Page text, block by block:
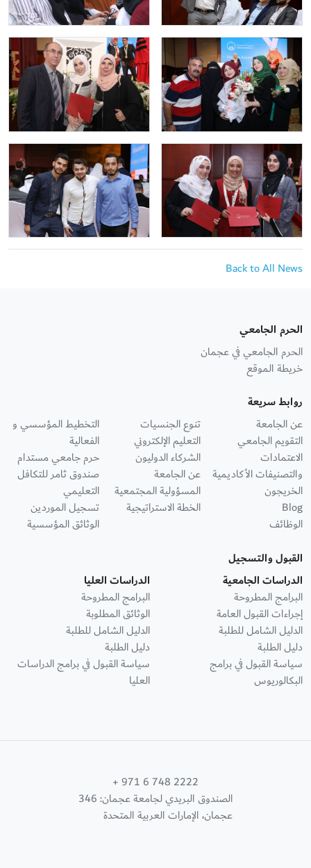
Back to All News
الحرم الجامعي
الحرم الجامعي في عجمان
خريطة الموقع
روابط سريعة
عن الجامعة
التقويم الجامعي
الاعتمادات
والتصنيفات الأكاديمية
الخريجون
Blog
الوظائف
تنوع الجنسيات
التعليم الإلكتروني
الشركاء الدوليون
عن الجامعة
المسؤولية المجتمعية
الخطة الاستراتيجية
التخطيط المؤسسي و
الفعالية
حرم جامعي مستدام
صندوق ثامر للتكافل
التعليمي
تسجيل الموردين
الوثائق المؤسسية
القبول والتسجيل
الدراسات الجامعية
البرامج المطروحة
إجراءات القبول العامة
الدليل الشامل للطلبة
دليل الطلبة
سياسة القبول في برامج
البكالوريوس
الدراسات العليا
البرامج المطروحة
الوثائق المطلوبة
الدليل الشامل للطلبة
دليل الطلبة
سياسة القبول في برامج الدراسات
العليا
+ 971 6 748 2222
الصندوق البريدي لجامعة عجمان: 346
عجمان، الإمارات العربية المتحدة